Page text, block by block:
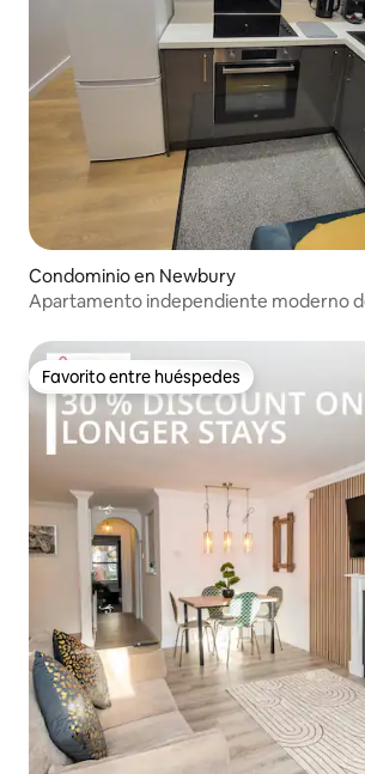
Condominio en Newbury
Apartamento independiente moderno
Favorito entre huéspedes
Favorito entre huéspedes